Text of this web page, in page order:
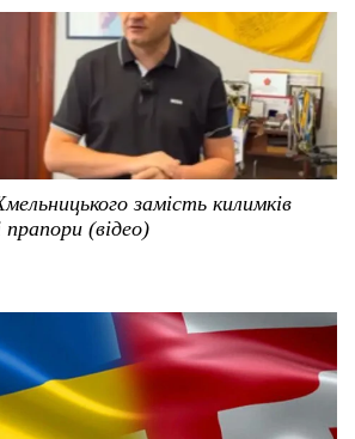
замість килимків
(відео)